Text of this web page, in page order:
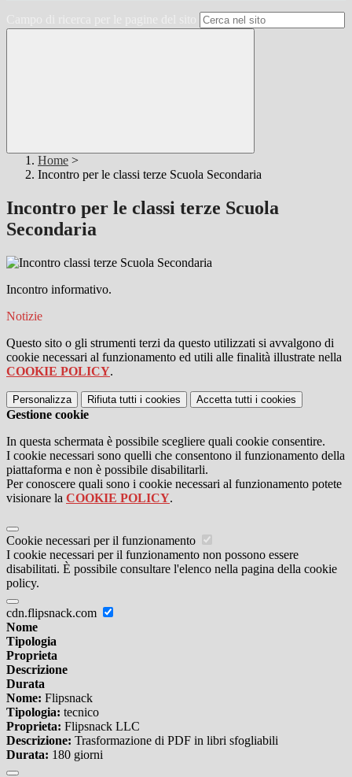
Home >
Incontro per le classi terze Scuola Secondaria
Incontro per le classi terze Scuola
Secondaria
Incontro informativo.
Notizie
Questo sito o gli strumenti terzi da questo utilizzati si avvalgono di
cookie necessari al funzionamento ed utili alle finalità illustrate nella
COOKIE POLICY.
Personalizza Rifiuta tutti i cookies Accetta tutti i cookies
Gestione cookie
In questa schermata è possibile scegliere quali cookie consentire.
I cookie necessari sono quelli che consentono il funzionamento della
piattaforma e non è possibile disabilitarli.
Per conoscere quali sono i cookie necessari al funzionamento potete
visionare la COOKIE POLICY.
Cookie necessari per il funzionamento
I cookie necessari per il funzionamento non possono essere
disabilitati. È possibile consultare l'elenco nella pagina della cookie
policy.
cdn.flipsnack.com
Nome
Tipologia
Proprieta
Descrizione
Durata
Nome: Flipsnack
Tipologia: tecnico
Proprieta: Flipsnack LLC
Descrizione: Trasformazione di PDF in libri sfogliabili
Durata: 180 giorni